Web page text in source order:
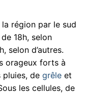
région par le sud
18h, selon
selon d’autres.
orageux forts à
pluies, de grêle et
les cellules, de